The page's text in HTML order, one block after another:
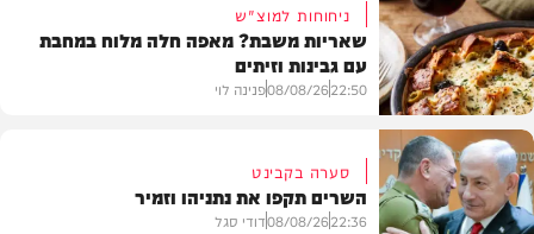
מתכונים
ניחוחות למוצ"ש
שאריות משבת? מאפה חלה מלוח במחבת
עם גבינות וזיתים
22:50
08/08/26פנינה לוי
סערה בקבינט
השרים תקפו את נתניהו וזמיר
22:36
08/08/26דודי סגל